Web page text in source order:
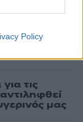
Policy
στον
τις
μας